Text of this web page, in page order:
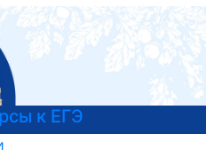
проекты России